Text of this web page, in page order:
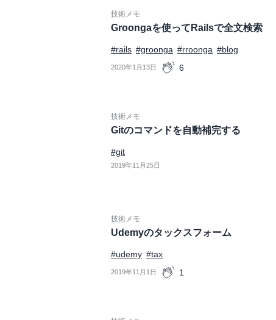
技術メモ
Groongaを使ってRailsで全文検索
#rails #groonga #rroonga #blog
2020年1月13日 6
技術メモ
Gitのコマンドを自動補完する
#git
2019年11月25日
技術メモ
Udemyのタックスフォーム
#udemy #tax
2019年11月1日 1